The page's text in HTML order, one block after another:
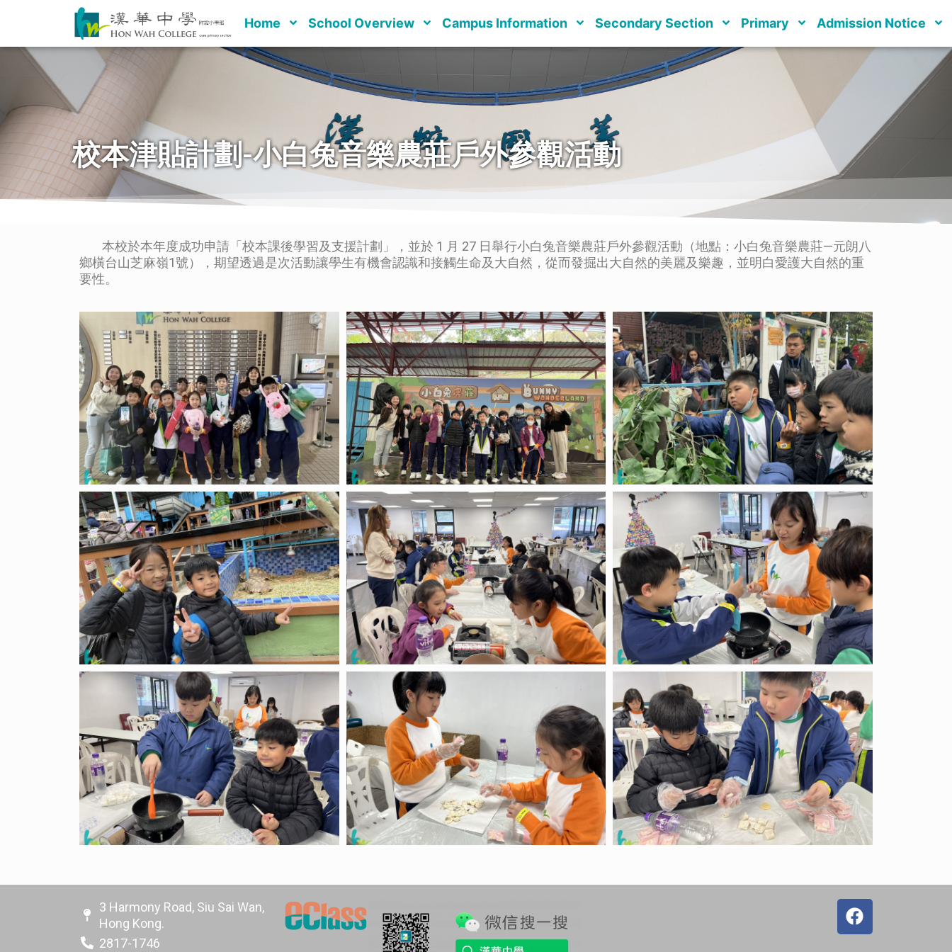
Home School Overview Campus Information Secondary Section Primary Admission Notice
校本津貼計劃-小白兔音樂農莊戶外參觀活動
本校於本年度成功申請「校本課後學習及支援計劃」，並於 1 月 27 日舉行小白兔音樂農莊戶外參觀活動（地點：小白兔音樂農莊—元朗八
鄉橫台山芝麻嶺1號），期望透過是次活動讓學生有機會認識和接觸生命及大自然，從而發掘出大自然的美麗及樂趣，並明白愛護大自然的重
要性。
3 Harmony Road, Siu Sai Wan,
Hong Kong.
2817-1746